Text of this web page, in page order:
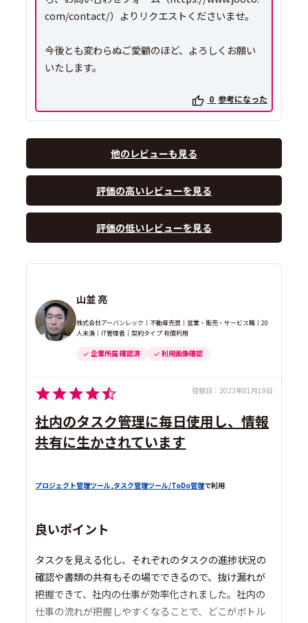
com/contact/）よりリクエストくださいませ。
今後とも変わらぬご愛顧のほど、よろしくお願い
いたします。
0 参考になった
他のレビューも見る
評価の高いレビューを見る
評価の低いレビューを見る
山並 亮
株式会社アーバンレック｜不動産売買｜営業・販売・サービス職｜20
人未満｜IT管理者｜契約タイプ 有償利用
企業所属 確認済 利用画像確認
投稿日： 2023年01月19日
社内のタスク管理に毎日使用し、情報
共有に生かされています
プロジェクト管理ツール,タスク管理ツール/ToDo管理で利用
良いポイント
タスクを見える化し、それぞれのタスクの進捗状況の
確認や書類の共有もその場でできるので、抜け漏れが
把握できて、社内の仕事が効率化されました。社内の
仕事の流れが把握しやすくなることで、どこがボトル